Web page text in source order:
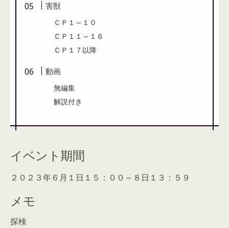
害獣
ＣＰ１～１０
ＣＰ１１～１６
ＣＰ１７以降
動画
無編集
解説付き
イベント期間
２０２３年６月１日１５：００～８日１３：５９
メモ
探検